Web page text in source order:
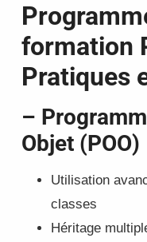
formation
Pratiques
–
Objet (POO)
Utilisation
classes
Héritage